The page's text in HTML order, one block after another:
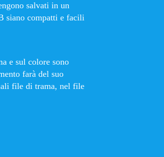
salvati in un
siano compatti e facili
e sul colore sono
farà del suo
file di trama, nel file